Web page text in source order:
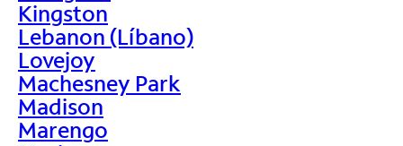
Kingston
Lebanon (Líbano)
Lovejoy
Machesney Park
Madison
Marengo